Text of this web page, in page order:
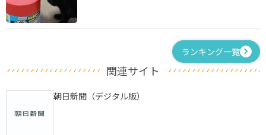
ランキング一覧
関連サイト
朝日新聞（デジタル版）